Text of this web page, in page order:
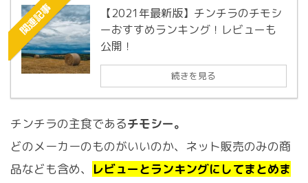
関連記事
【2021年最新版】チンチラのチモシ
ーおすすめランキング！レビューも
公開！
続きを見る
チンチラの主食であるチモシー。
どのメーカーのものがいいのか、ネット販売のみの商
品なども含め、
レビューとランキングにしてまとめま